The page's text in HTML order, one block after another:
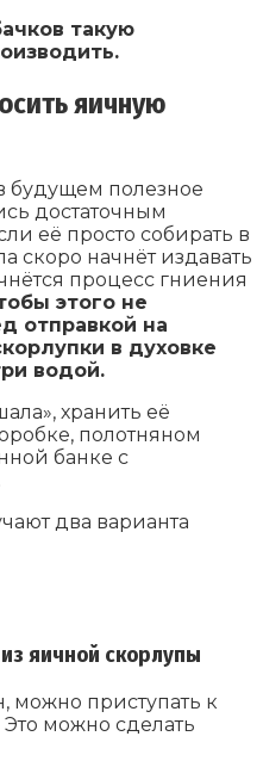
такую
яичную
будущем полезное
достаточным
её просто собирать в
скоро начнёт издавать
процесс гниения
этого не
отправкой на
в духовке
водой.
хранить её
полотняном
банке с
два варианта
яичной скорлупы
можно приступать к
можно сделать